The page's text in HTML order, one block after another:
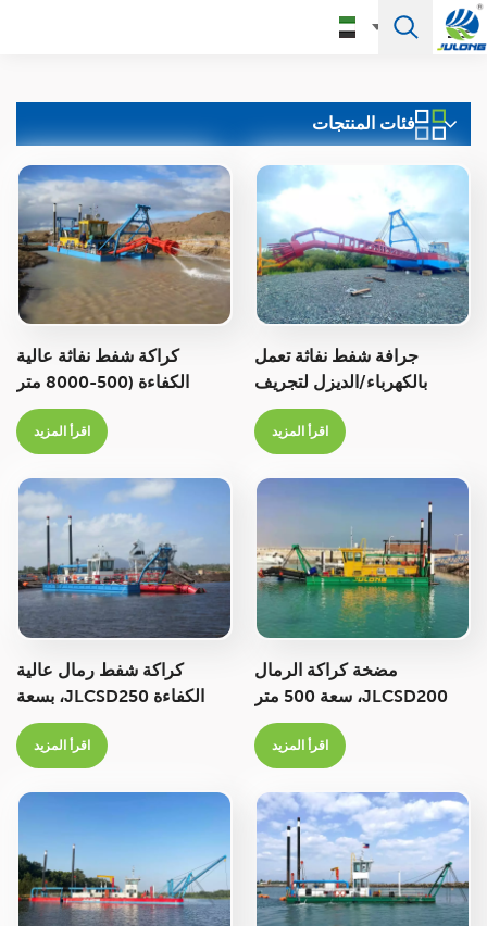
English
Français
Pусский
Español
Português
Türkçe
العربية
Deutsch
Polski
فئات المنتجات
جرافة شفط نفاثة تعمل
بالكهرباء/الديزل لتجريف
الأنهار
اقرأ المزيد
كراكة شفط نفاثة عالية
الكفاءة (500-8000 متر
مكعب/ساعة) لتجريف الأنهار
والبحيرات والبحار والموانئ
اقرأ المزيد
مضخة كراكة الرمال
JLCSD200، سعة 500 متر
مكعب/ساعة، عمق التجريف
6.0 متر
اقرأ المزيد
كراكة شفط رمال عالية
الكفاءة JLCSD250، بسعة
800 متر مكعب/ساعة،
مخصصة لأعمال التجريف في
المناجم.
اقرأ المزيد